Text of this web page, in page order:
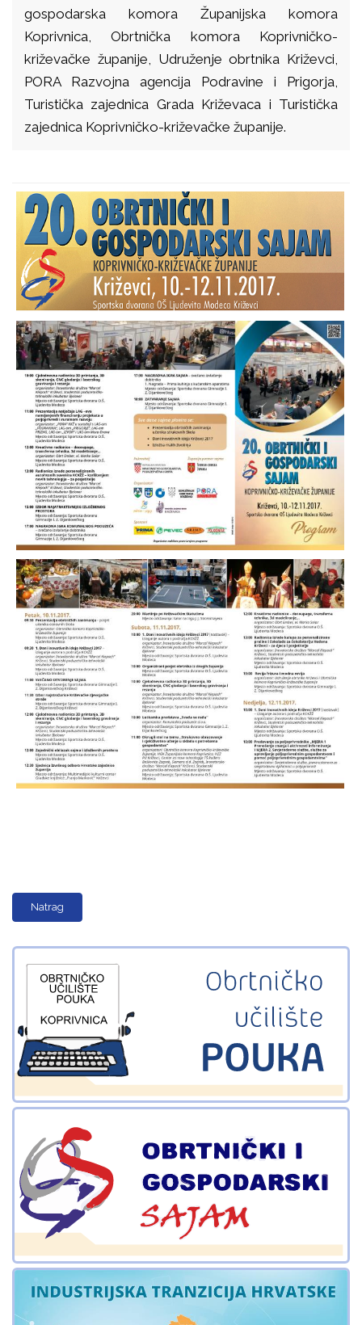
gospodarska komora Županijska komora
Koprivnica, Obrtnička komora Koprivničko-
križevačke županije, Udruženje obrtnika Križevci,
PORA Razvojna agencija Podravine i Prigorja,
Turistička zajednica Grada Križevaca i Turistička
zajednica Koprivničko-križevačke županije.
Natrag